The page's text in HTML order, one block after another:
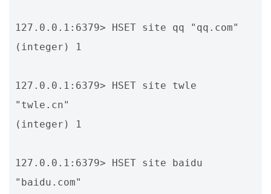
127.0.0.1:6379> HSET site qq "qq.com"
(integer) 1
127.0.0.1:6379> HSET site twle
"twle.cn"
(integer) 1
127.0.0.1:6379> HSET site baidu
"baidu.com"